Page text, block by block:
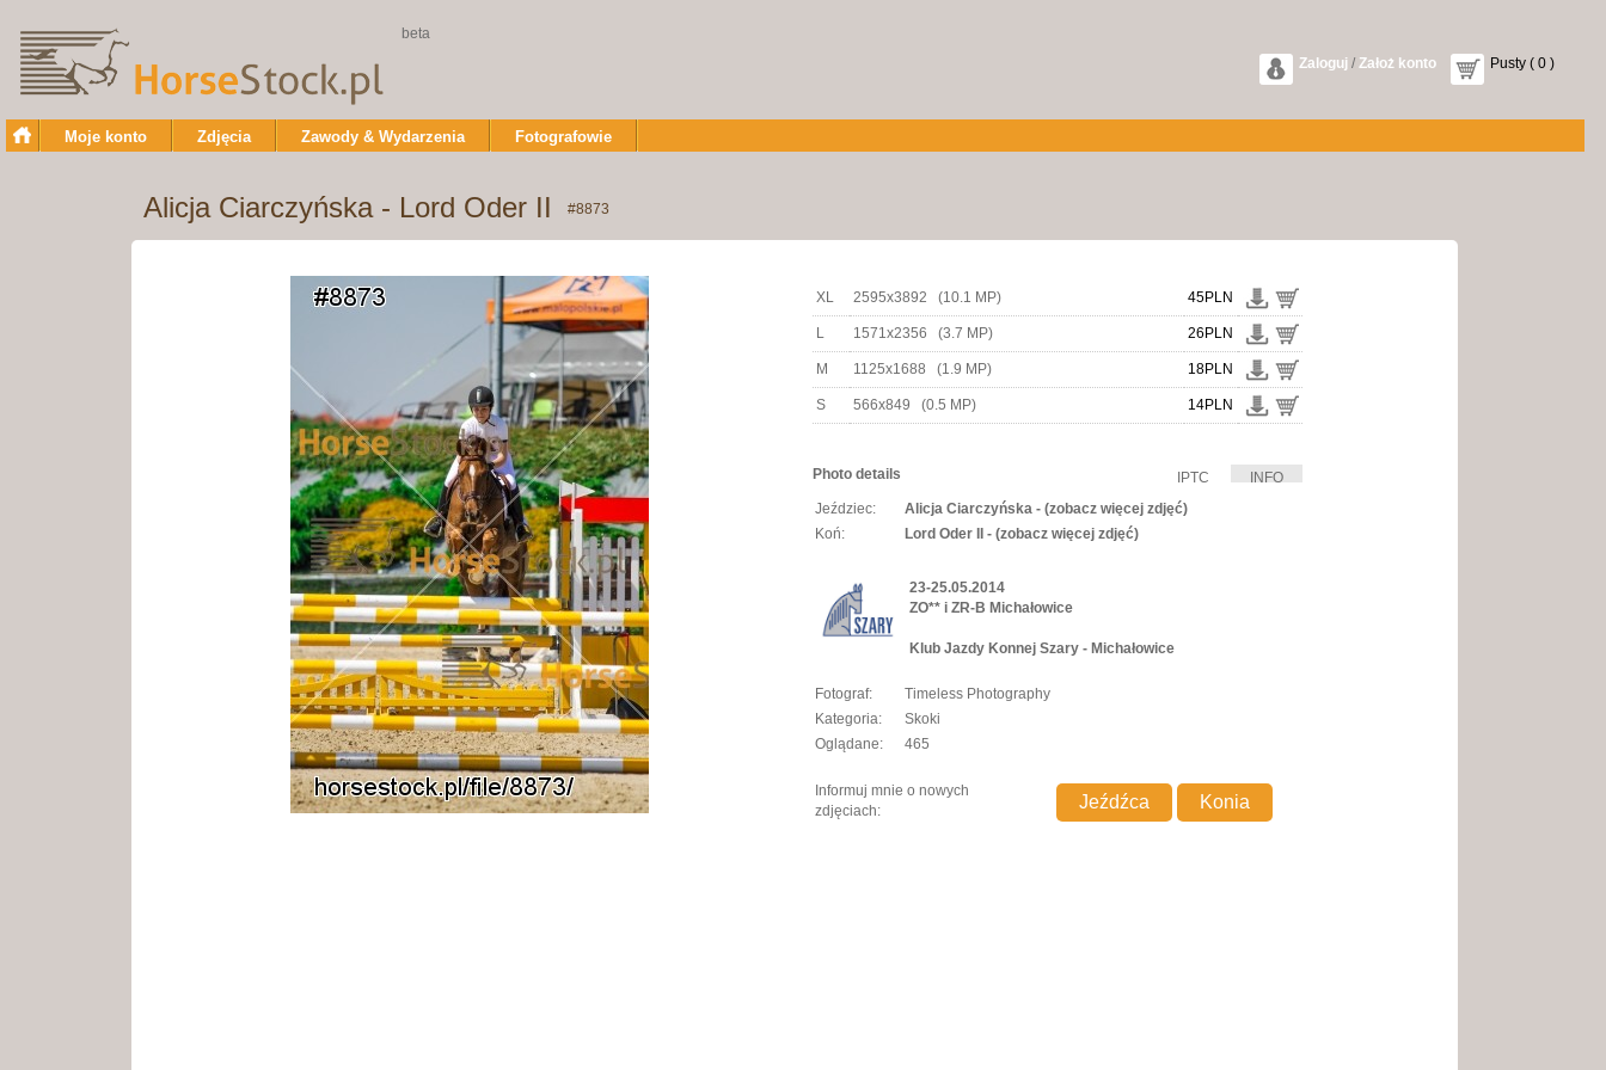
beta
Zaloguj / Założ konto Pusty ( 0 )
Moje konto Zdjęcia Zawody & Wydarzenia Fotografowie
Alicja Ciarczyńska - Lord Oder II #8873
XL 2595x3892 (10.1 MP) 45PLN
L 1571x2356 (3.7 MP) 26PLN
M 1125x1688 (1.9 MP) 18PLN
S 566x849 (0.5 MP) 14PLN
Photo details INFO
IPTC
Jeździec:
Alicja Ciarczyńska - (zobacz więcej zdjęć)
Koń:
Lord Oder II - (zobacz więcej zdjęć)
23-25.05.2014
ZO** i ZR-B Michałowice
Klub Jazdy Konnej Szary - Michałowice
Fotograf:
Timeless Photography
Kategoria:
Skoki
Oglądane:
465
Informuj mnie o nowych
zdjęciach: